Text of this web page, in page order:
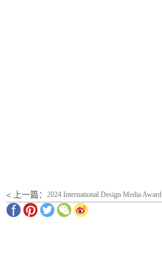
< 上一篇： 2024 International Design Media Award